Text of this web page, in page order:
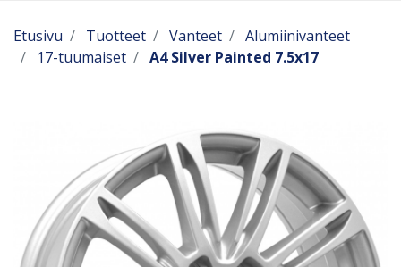
Etusivu Tuotteet Vanteet
Alumiinivanteet
17-tuumaiset
A4 Silver Painted 7.5x17